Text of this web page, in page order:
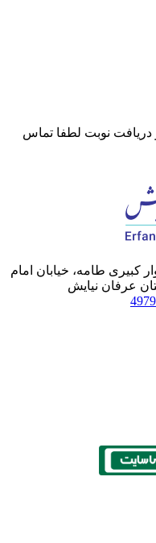
نوبت لطفا تماس
کبیری طامه، خیابان امام